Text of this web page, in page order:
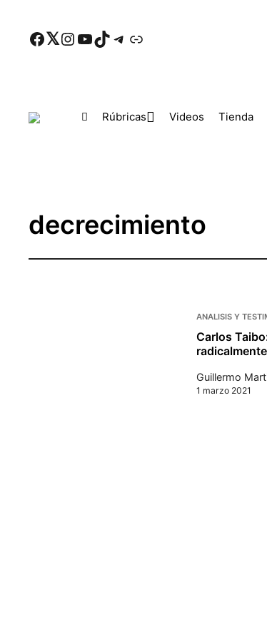
Facebook Twitter InstagramYouTube TikTok Telegram Enlace
Rúbricas Videos Tienda
decrecimiento
ANALISIS Y
Carlos
Guillermo
1 marzo 2021